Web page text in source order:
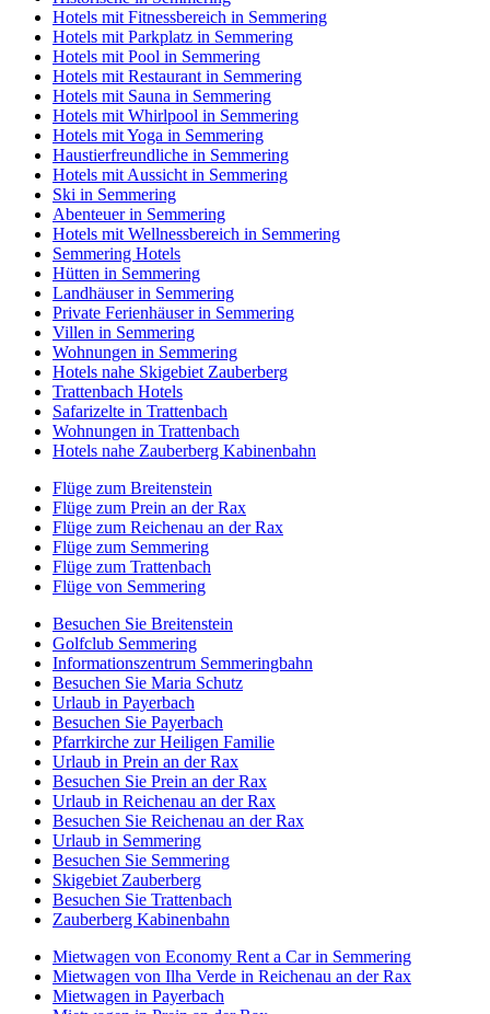
Hotels mit Fitnessbereich in Semmering
Hotels mit Parkplatz in Semmering
Hotels mit Pool in Semmering
Hotels mit Restaurant in Semmering
Hotels mit Sauna in Semmering
Hotels mit Whirlpool in Semmering
Hotels mit Yoga in Semmering
Haustierfreundliche in Semmering
Hotels mit Aussicht in Semmering
Ski in Semmering
Abenteuer in Semmering
Hotels mit Wellnessbereich in Semmering
Semmering Hotels
Hütten in Semmering
Landhäuser in Semmering
Private Ferienhäuser in Semmering
Villen in Semmering
Wohnungen in Semmering
Hotels nahe Skigebiet Zauberberg
Trattenbach Hotels
Safarizelte in Trattenbach
Wohnungen in Trattenbach
Hotels nahe Zauberberg Kabinenbahn
Flüge zum Breitenstein
Flüge zum Prein an der Rax
Flüge zum Reichenau an der Rax
Flüge zum Semmering
Flüge zum Trattenbach
Flüge von Semmering
Besuchen Sie Breitenstein
Golfclub Semmering
Informationszentrum Semmeringbahn
Besuchen Sie Maria Schutz
Urlaub in Payerbach
Besuchen Sie Payerbach
Pfarrkirche zur Heiligen Familie
Urlaub in Prein an der Rax
Besuchen Sie Prein an der Rax
Urlaub in Reichenau an der Rax
Besuchen Sie Reichenau an der Rax
Urlaub in Semmering
Besuchen Sie Semmering
Skigebiet Zauberberg
Besuchen Sie Trattenbach
Zauberberg Kabinenbahn
Mietwagen von Economy Rent a Car in Semmering
Mietwagen von Ilha Verde in Reichenau an der Rax
Mietwagen in Payerbach